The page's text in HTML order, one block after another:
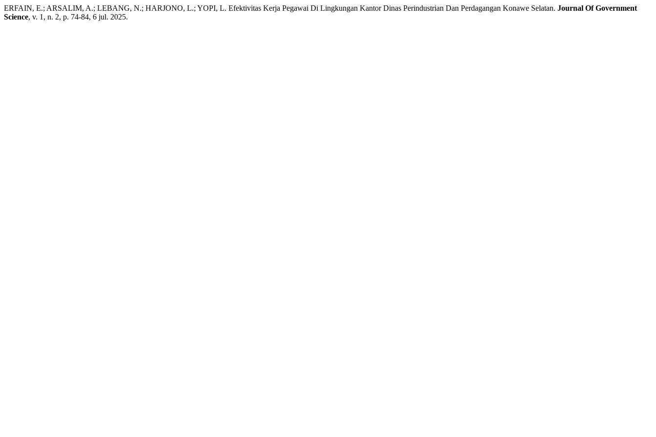
ERFAIN, E.; ARSALIM, A.; LEBANG, N.; HARJONO, L.; YOPI, L. Efektivitas Kerja Pegawai Di Lingkungan Kantor Dinas Perindustrian Dan Perdagangan Konawe Selatan. Journal Of Government
Science, v. 1, n. 2, p. 74-84, 6 jul. 2025.